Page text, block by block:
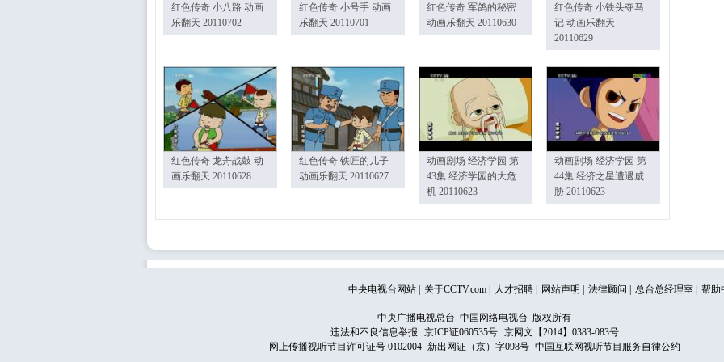
红色传奇 小八路 动画
乐翻天 20110702
红色传奇 小号手 动画
乐翻天 20110701
红色传奇 军鸽的秘密
动画乐翻天 20110630
红色传奇 小铁头夺马
记 动画乐翻天
20110629
红色传奇 龙舟战鼓 动
画乐翻天 20110628
红色传奇 铁匠的儿子
动画乐翻天 20110627
动画剧场 经济学园 第
43集 经济学园的大危
机 20110623
动画剧场 经济学园 第
44集 经济之星遭遇威
胁 20110623
中央电视台网站 关于CCTV.com 人才招聘 网站声明 法律顾问 总台总经理室 帮助
中央广播电视总台 中国网络电视台 版权所有
违法和不良信息举报
京ICP证060535号
京网文【2014】0383-083号
网上传播视听节目许可证号 0102004 新出网证（京）字098号 中国互联网视听节目服务自律公约